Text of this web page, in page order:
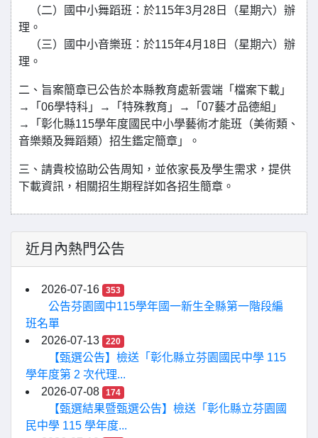
（二）國中小舞蹈班：於115年3月28日（星期六）辦
理。
（三）國中小音樂班：於115年4月18日（星期六）辦
理。
二、旨案簡章已公告於本縣教育處新雲端「檔案下載」
→「06學特科」→「特殊教育」→「07藝才品德組」
→「彰化縣115學年度國民中小學藝術才能班（美術類、
音樂類及舞蹈類）招生鑑定簡章」。
三、請貴校協助公告周知，並依家長及學生需求，提供
下載資訊，相關招生期程詳如各招生簡章。
近月內熱門公告
2026-07-16 353
公告芬園國中115學年國一新生全縣第一階段編
班名單
2026-07-13
220
【甄選公告】檢送「彰化縣立芬園國民中學 115
學年度第 2 次代理...
2026-07-08
174
【甄選結果暨甄選公告】檢送「彰化縣立芬園國
民中學 115 學年度...